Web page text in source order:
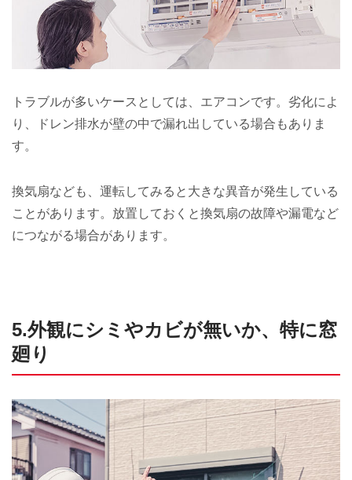
トラブルが多いケースとしては、エアコンです。劣化によ
り、ドレン排水が壁の中で漏れ出している場合もありま
す。
換気扇なども、運転してみると大きな異音が発生している
ことがあります。放置しておくと換気扇の故障や漏電など
につながる場合があります。
5.外観にシミやカビが無いか、特に窓
廻り